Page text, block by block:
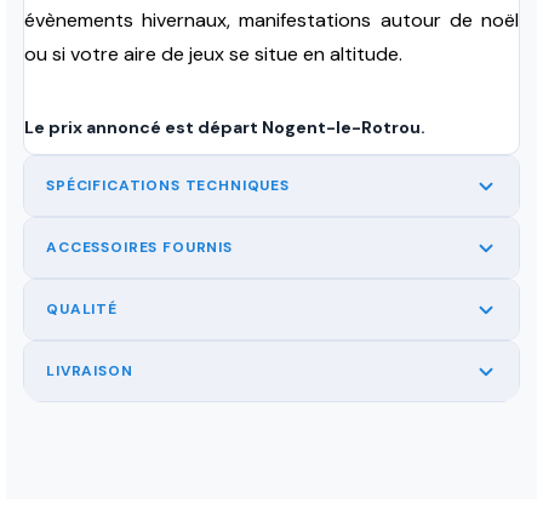
évènements hivernaux, manifestations autour de noël
ou si votre aire de jeux se situe en altitude.
Le prix annoncé est départ Nogent-le-Rotrou.
SPÉCIFICATIONS TECHNIQUES
ACCESSOIRES FOURNIS
QUALITÉ
LIVRAISON